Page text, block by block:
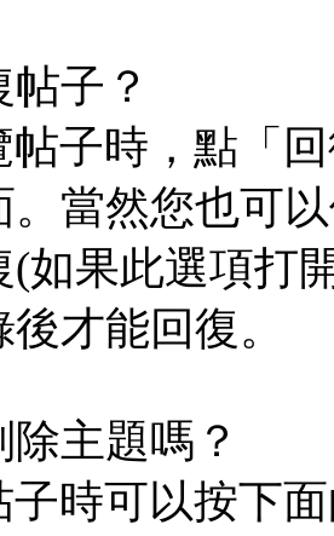
子？
子時，點「
。當然您也可
(如果此選項打
才能回復。
主題嗎？
時可以按下